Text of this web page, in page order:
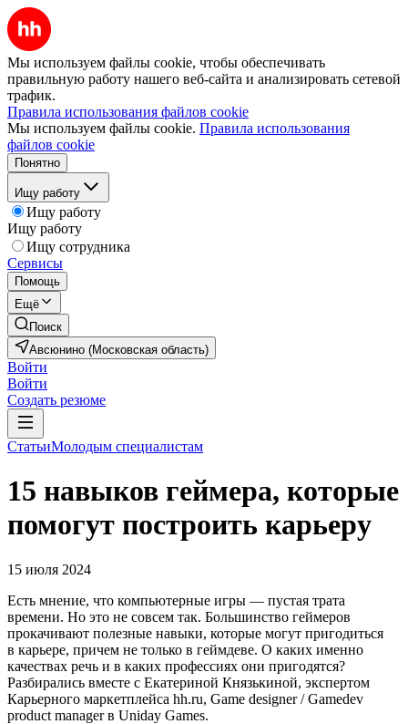
Мы используем файлы cookie, чтобы обеспечивать
правильную работу нашего веб-сайта и анализировать сетевой
трафик.
Правила использования файлов cookie
Мы используем файлы cookie. Правила использования
файлов cookie
Понятно
Ищу работу
Ищу работу
Ищу работу
Ищу сотрудника
Сервисы
Помощь
Ещё
Поиск
Авсюнино (Московская область)
Войти
Войти
Создать резюме
СтатьиМолодым специалистам
15 навыков геймера, которые
помогут построить карьеру
15 июля 2024
Есть мнение, что компьютерные игры — пустая трата
времени. Но это не совсем так. Большинство геймеров
прокачивают полезные навыки, которые могут пригодиться
в карьере, причем не только в геймдеве. О каких именно
качествах речь и в каких профессиях они пригодятся?
Разбирались вместе с Екатериной Князькиной, экспертом
Карьерного маркетплейса hh.ru, Game designer / Gamedev
product manager в Uniday Games.